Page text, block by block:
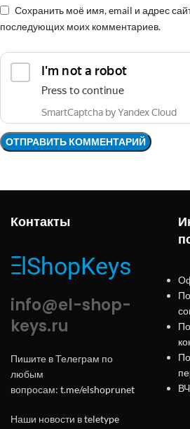
Сохранить моё имя, email и адрес
последующих моих комментариев.
Контакты
info@el-shop-
keys.ru
Пишите в Телеграм по
любым
вопросам: t.me/elshoprunet
Наши новости вteletype